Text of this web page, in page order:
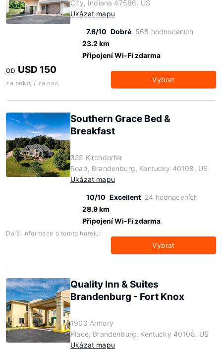
City, Indiana 47586, US
Ukázat mapu
7.6/10 Dobré 568 hodnoceních
23.2 km
Připojení Wi-Fi zdarma
OD USD 150
za pokoj / za noc Vybrat
Southern Grace Bed &
Breakfast
325 Kirchdorfer
Road, Brandenburg, Kentucky 40108, US
Ukázat mapu
10/10 Excellent 24 hodnoceních
28.9 km
Připojení Wi-Fi zdarma
Další informace o tomto hotelu:
Vybrat
Quality Inn & Suites
Brandenburg - Fort Knox
1900 Armory
Place, Brandenburg, Kentucky 40108, US
Ukázat mapu